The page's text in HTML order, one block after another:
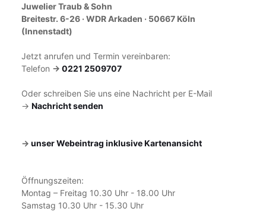
Juwelier Traub & Sohn
Breitestr. 6-26 · WDR Arkaden · 50667 Köln
(Innenstadt)
Jetzt anrufen und Termin vereinbaren:
Telefon -> 0221 2509707
Oder schreiben Sie uns eine Nachricht per E-Mail
-> Nachricht senden
-> unser Webeintrag inklusive Kartenansicht
Öffnungszeiten:
Montag – Freitag 10.30 Uhr - 18.00 Uhr
Samstag 10.30 Uhr - 15.30 Uhr